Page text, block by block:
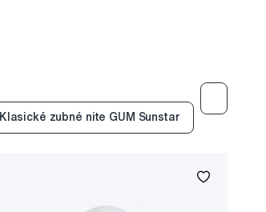
Klasické zubné nite GUM Sunstar